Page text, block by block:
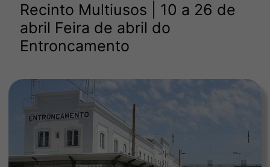
Recinto Multiusos | 10 a 26 de
abril Feira de abril do
Entroncamento